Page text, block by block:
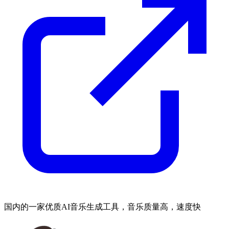
国内的一家优质AI音乐生成工具，音乐质量高，速度快